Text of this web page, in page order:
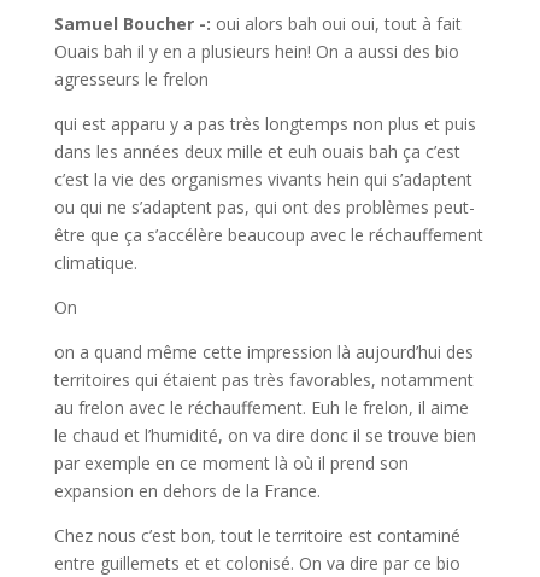
Samuel Boucher -: oui alors bah oui oui, tout à fait
Ouais bah il y en a plusieurs hein! On a aussi des bio
agresseurs le frelon
qui est apparu y a pas très longtemps non plus et puis
dans les années deux mille et euh ouais bah ça c’est
c’est la vie des organismes vivants hein qui s’adaptent
ou qui ne s’adaptent pas, qui ont des problèmes peut-
être que ça s’accélère beaucoup avec le réchauffement
climatique.
On
on a quand même cette impression là aujourd’hui des
territoires qui étaient pas très favorables, notamment
au frelon avec le réchauffement. Euh le frelon, il aime
le chaud et l’humidité, on va dire donc il se trouve bien
par exemple en ce moment là où il prend son
expansion en dehors de la France.
Chez nous c’est bon, tout le territoire est contaminé
entre guillemets et et colonisé. On va dire par ce bio